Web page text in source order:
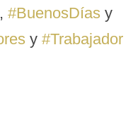
, #BuenosDías y
y #Trabajador